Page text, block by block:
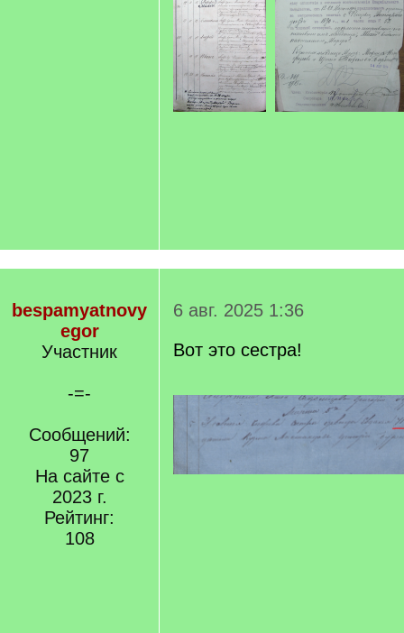
bespamyatnovy
egor
Участник
-=-
Сообщений:
97
На сайте с
2023 г.
Рейтинг:
108
6 авг. 2025 1:36
Вот это сестра!